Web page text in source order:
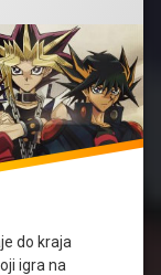
do kraja
igra na